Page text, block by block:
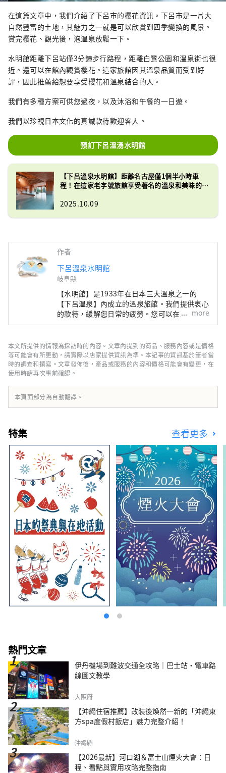
在這篇文章中，我們介紹了下呂市的櫻花資訊。下呂市是一片大
自然豐富的土地，其魅力之一就是可以欣賞到四季變換的風景。
賞完櫻花、觀光後，泡溫泉放鬆一下。
水明館距離下呂站僅3分鐘步行路程，距離白鷺公園和溫泉街也很
近。還可以在館內觀賞櫻花。這家旅館因其溫泉品質而受到好
評，因此推薦給想要享受櫻花和溫泉結合的人。
我們有多種方案可供您過夜，以及沐浴和午餐的一日遊。
我們以珍視日本文化的真誠款待歡迎客人。
預訂下呂溫湧水明館
【下呂溫泉水明館】距離名古屋僅1個半小時車
程！在這家老字號旅館享受著名的溫泉和美味的飛
2025.10.09
作者
下呂溫泉水明館
岐阜縣
【水明館】是1933年在日本三大溫泉之一的
【下呂溫泉】內成立的溫泉旅館。我們提供衷心
的款待，緩解您日常的疲勞。您可以在三個風格
各異的大浴場享受以美膚功效而聞名的下呂溫
望大浴場、散發著絲柏香氣的桑拿大浴場、帶有
室內浴池的露天浴池，讓您彷彿在泡溫泉一樣。
作為一個重視日本文化的博物館，我們也展示了
日本庭園、正宗的能舞台、茶室等著名藝術家的
藝術作品。 我們還設有游泳池、健身房、美容
院和酒吧。 晚餐有日式懷石料理、法式、中式
號日式旅館【水明館】的熱情款待中度過一段幸
福的時光。
more
本文所提供的情報為採訪時的內容。文章內提到的商品、服務內容或是價格
等可能會有所更動，請實際以店家提供資訊為準。本記事的資訊基於筆者當
時的調查和撰寫。文章發佈後，產品或服務的內容和價格可能會有變更，在
使用時請再次事前確認。
本頁面部分為自動翻譯。
特集 查看更多
熱門文章
伊丹機場到難波交通全攻略｜巴士站・電車路
線圖文教學
大阪府
【沖繩住宿推薦】改裝後煥然一新的「沖繩東
方spa度假村飯店」魅力完整介紹！
沖繩縣
【2026最新】河口湖＆富士山煙火大會：日
程、看點與實用攻略完整指南